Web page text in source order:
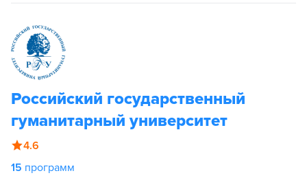
Российский государственный
гуманитарный университет
4.6
15 программ